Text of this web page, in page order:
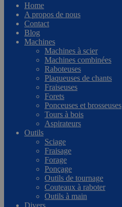
Home
A propos de nous
Contact
Blog
Machines
Machines à scier
Machines combinées
Raboteuses
Plaqueuses de chants
Fraiseuses
Forets
Ponceuses et brosseuses
Tours à bois
Aspirateurs
Outils
Sciage
Fraisage
Forage
Ponçage
Outils de tournage
Couteaux à raboter
Outils à main
Divers